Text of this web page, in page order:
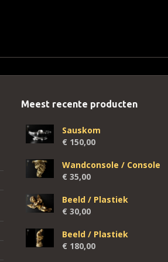
Meest recente producten
Sauskom
€ 150,00
Wandconsole / Console
€ 35,00
Beeld / Plastiek
€ 30,00
Beeld / Plastiek
€ 180,00